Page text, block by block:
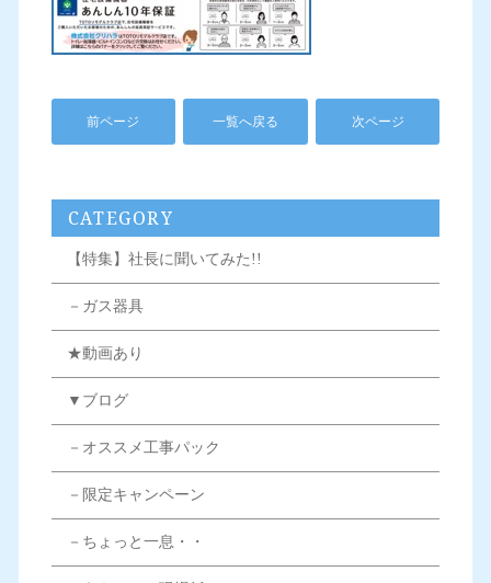
前ページ 一覧へ戻る 次ページ
CATEGORY
【特集】社長に聞いてみた!!
－ガス器具
★動画あり
▼ブログ
－オススメ工事パック
－限定キャンペーン
－ちょっと一息・・